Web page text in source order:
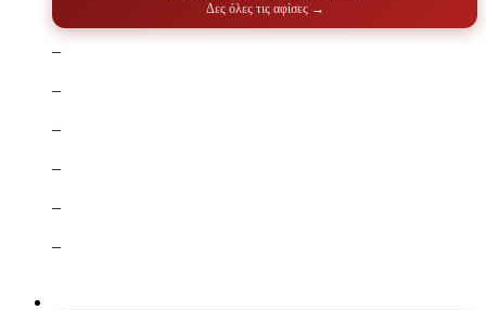
Δες όλες τις αφίσες →
–
–
–
–
–
–